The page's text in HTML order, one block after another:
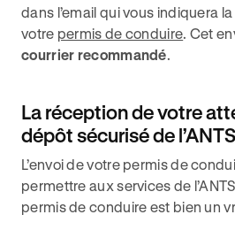
dans l’email qui vous indiquera
votre permis de conduire. Cet
courrier recommandé.
La réception de votre
dépôt sécurisé de l’ANTS
L’envoi de votre permis de
permettre aux services de
permis de conduire est bien un